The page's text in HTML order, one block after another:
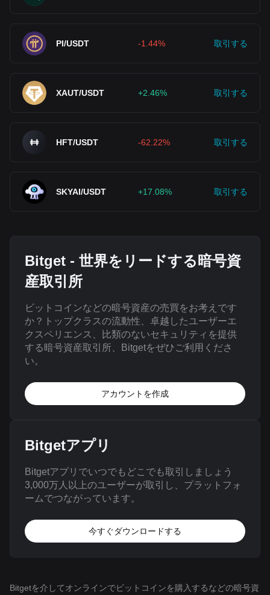
PI/USDT -1.44% 取引する
XAUT/USDT +2.46% 取引する
HFT/USDT -62.22% 取引する
SKYAI/USDT +17.08% 取引する
Bitget - 世界をリードする暗号資
産取引所
ビットコインなどの暗号資産の売買をお考えです
か？トップクラスの流動性、卓越したユーザーエ
クスペリエンス、比類のないセキュリティを提供
する暗号資産取引所、Bitgetをぜひご利用くださ
い。
アカウントを作成
Bitgetアプリ
Bitgetアプリでいつでもどこでも取引しましょう
3,000万人以上のユーザーが取引し、プラットフォ
ームでつながっています。
今すぐダウンロードする
Bitgetを介してオンラインでビットコインを購入するなどの暗号資